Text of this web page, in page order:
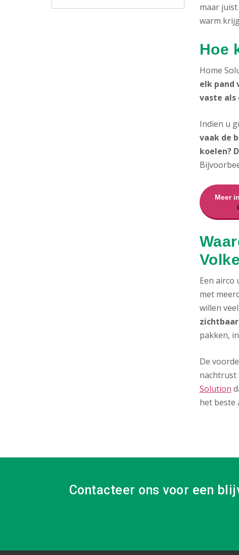
maar
warm
Hoe
Home
elk pand
vaste als
Indien u
vaak de
koelen?
Meer
Een airco
met
willen
pakken,
De
nachtrust
Solution
het beste
Contacteer ons voor een